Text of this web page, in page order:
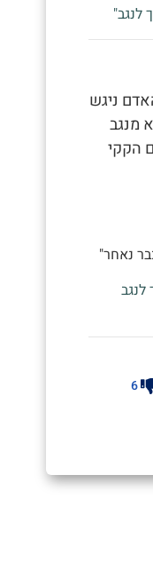
לנגב"
ניגש
מנגב
הקקי
נאחר"
לנגב
6